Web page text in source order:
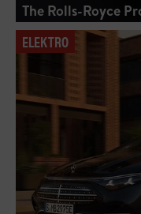
The Rolls-Royce
ELEKTRO